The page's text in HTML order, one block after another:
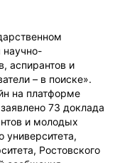
научно-
аспирантов и
– в поиске».
на платформе
73 доклада
и молодых
университета,
Ростовского